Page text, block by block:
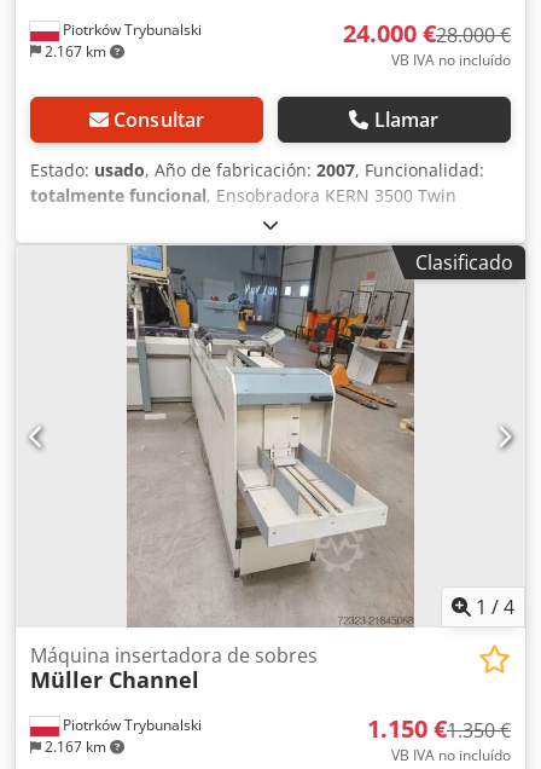
Piotrków Trybunalski
2.167 km
24.000 €28.000 €
VB IVA no incluído
Consultar Llamar
Estado: usado, Año de fabricación: 2007, Funcionalidad:
totalmente funcional, Ensobradora KERN 3500 Twin
Channel K990 Csdpfjxfwfxjx Ak Ujrf Año de fabricación:
2007. Contador: 145 millones Contrato de servicio
completo. Al comprar junto con la máquina Kern 2600, se
puede negociar un precio atractivo por ambas máquinas.
Tengo a la venta 2 máquinas con esta configuración.
Clasificado
1 /4
Piotrków Trybunalski
2.167 km
Máquina insertadora de sobres
Müller Channel
1.150 €1.350 €
VB IVA no incluído